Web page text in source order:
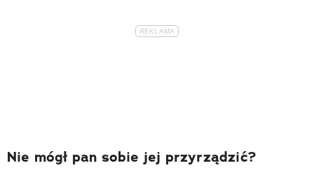
Nie mógł pan sobie jej przyrządzić?